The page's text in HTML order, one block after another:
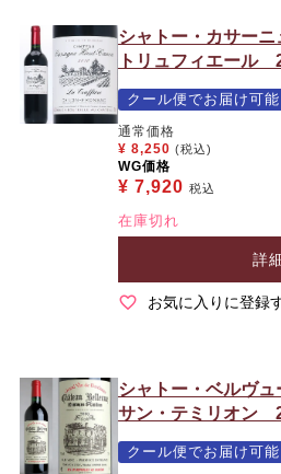
シャトー・カサー
トリュフィエール
クール便でお届け可能
通常価格
¥ 8,250 (税込)
WG価格
¥ 7,920 税込
在庫切れ
詳
お気に入りに登録
シャトー・ベルヴ
サン・テミリオン
クール便でお届け可能